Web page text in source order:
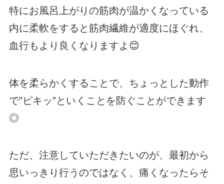
特にお風呂上がりの筋肉が温かくなっている
内に柔軟をすると筋肉繊維が適度にほぐれ、
血行もより良くなりますよ😊
体を柔らかくすることで、ちょっとした動作
で”ピキッ”といくことを防ぐことができます
◎
ただ、注意していただきたいのが、最初から
思いっきり行うのではなく、痛くなったらそ